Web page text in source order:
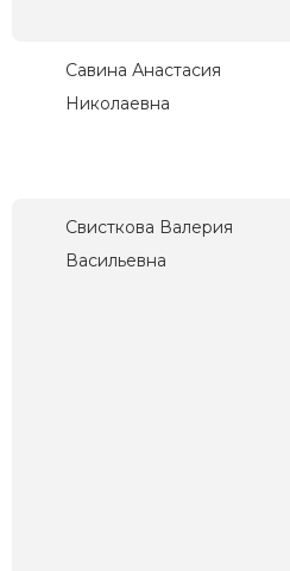
Савина Анастасия
Николаевна
Свисткова Валерия
Васильевна